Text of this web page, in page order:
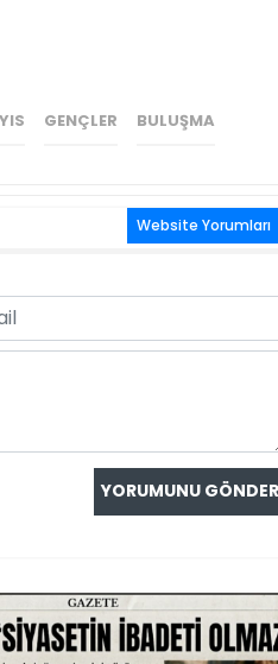
GENÇLER BULUŞMA
Website Yorumları